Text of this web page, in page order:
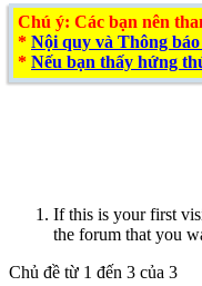
Chú ý: Các bạn nên
* Nội quy và Thông
* Nếu bạn thấy hứng
If this is your first
the forum that you
Chủ đề từ 1 đến 3 của 3